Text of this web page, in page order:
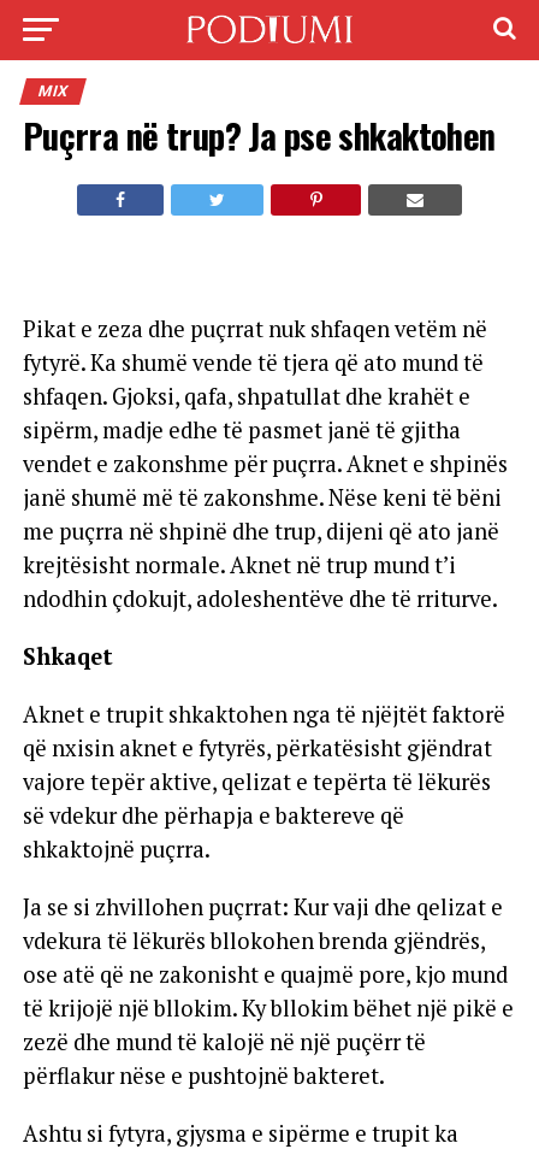
MIX
Puçrra në trup? Ja pse shkaktohen
Pikat e zeza dhe puçrrat nuk shfaqen vetëm në
fytyrë. Ka shumë vende të tjera që ato mund të
shfaqen. Gjoksi, qafa, shpatullat dhe krahët e
sipërm, madje edhe të pasmet janë të gjitha
vendet e zakonshme për puçrra. Aknet e shpinës
janë shumë më të zakonshme. Nëse keni të bëni
me puçrra në shpinë dhe trup, dijeni që ato janë
krejtësisht normale. Aknet në trup mund t’i
ndodhin çdokujt, adoleshentëve dhe të rriturve.
Shkaqet
Aknet e trupit shkaktohen nga të njëjtët faktorë
që nxisin aknet e fytyrës, përkatësisht gjëndrat
vajore tepër aktive, qelizat e tepërta të lëkurës
së vdekur dhe përhapja e baktereve që
shkaktojnë puçrra.
Ja se si zhvillohen puçrrat: Kur vaji dhe qelizat e
vdekura të lëkurës bllokohen brenda gjëndrës,
ose atë që ne zakonisht e quajmë pore, kjo mund
të krijojë një bllokim. Ky bllokim bëhet një pikë e
zezë dhe mund të kalojë në një puçërr të
përflakur nëse e pushtojnë bakteret.
Ashtu si fytyra, gjysma e sipërme e trupit ka